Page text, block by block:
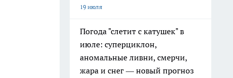
19 июля
Погода "слетит с катушек" в
июле: суперциклон,
аномальные ливни, смерчи,
жара и снег — новый прогноз